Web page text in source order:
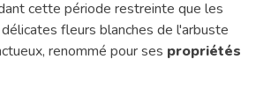
cette période restreinte que les
fleurs blanches de l'arbuste
renommé pour ses propriétés